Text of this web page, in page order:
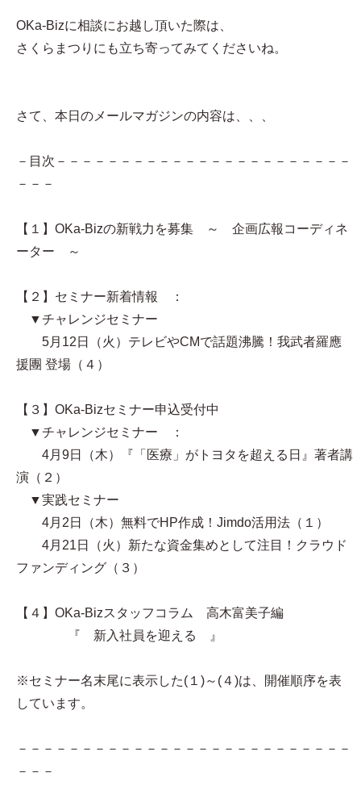
OKa-Bizに相談にお越し頂いた際は、
さくらまつりにも立ち寄ってみてくださいね。
さて、本日のメールマガジンの内容は、、、
－目次－－－－－－－－－－－－－－－－－－－－－－－
－－－
【１】OKa-Bizの新戦力を募集 ～ 企画広報コーディネ
ーター ～
【２】セミナー新着情報 ：
▼チャレンジセミナー
5月12日（火）テレビやCMで話題沸騰！我武者羅應
援團 登場（４）
【３】OKa-Bizセミナー申込受付中
▼チャレンジセミナー ：
4月9日（木）『「医療」がトヨタを超える日』著者講
演（２）
▼実践セミナー
4月2日（木）無料でHP作成！Jimdo活用法（１）
4月21日（火）新たな資金集めとして注目！クラウド
ファンディング（３）
【４】OKa-Bizスタッフコラム 高木富美子編
『 新入社員を迎える 』
※セミナー名末尾に表示した(１)～(４)は、開催順序を表
しています。
－－－－－－－－－－－－－－－－－－－－－－－－－－
－－－